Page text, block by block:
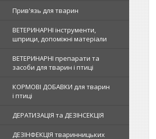
Прив'язь для тварин
ВЕТЕРИНАРНІ інструменти,
шприци, допоміжні матеріали
ВЕТЕРИНАРНІ препарати та
засоби для тварин і птиці
КОРМОВІ ДОБАВКИ для тварин
і птиці
ДЕРАТИЗАЦІЯ та ДЕЗІНСЕКЦІЯ
ДЕЗІНФЕКЦІЯ тваринницьких